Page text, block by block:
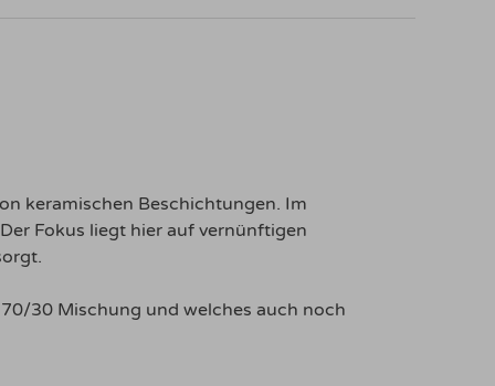
keramischen Beschichtungen. Im
Fokus liegt hier auf vernünftigen
30 Mischung und welches auch noch